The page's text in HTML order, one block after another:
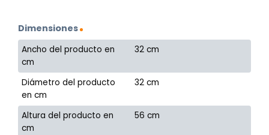
Dimensiones
Ancho del producto en
cm
32 cm
Diámetro del producto
en cm
32 cm
Altura del producto en
cm
56 cm